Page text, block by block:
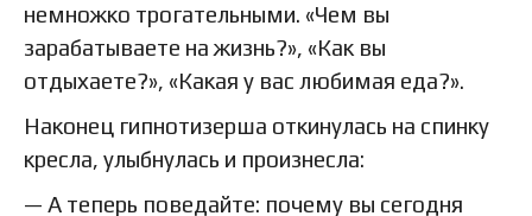
немножко трогательными. «Чем вы
зарабатываете на жизнь?», «Как вы
отдыхаете?», «Какая у вас любимая еда?».
Наконец гипнотизерша откинулась на спинку
кресла, улыбнулась и произнесла:
— А теперь поведайте: почему вы сегодня